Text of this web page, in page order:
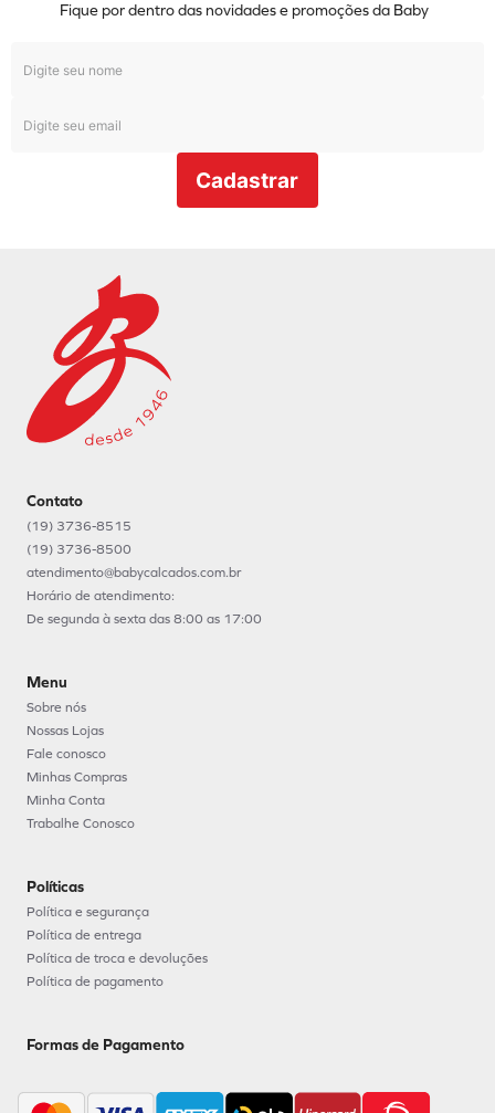
Fique por dentro das novidades e promoções da Baby
Cadastrar
Contato
(19) 3736-8515
(19) 3736-8500
atendimento@babycalcados.com.br
Horário de atendimento:
De segunda à sexta das 8:00 as 17:00
Menu
Sobre nós
Nossas Lojas
Fale conosco
Minhas Compras
Minha Conta
Trabalhe Conosco
Políticas
Política e segurança
Política de entrega
Política de troca e devoluções
Política de pagamento
Formas de Pagamento